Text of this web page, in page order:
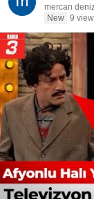
mercan
New 9